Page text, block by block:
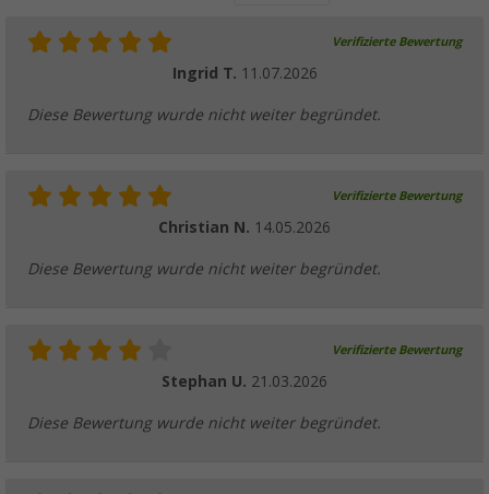
Verifizierte Bewertung
Ingrid T. 11.07.2026
Diese Bewertung wurde nicht weiter begründet.
Verifizierte Bewertung
Christian N. 14.05.2026
Diese Bewertung wurde nicht weiter begründet.
Verifizierte Bewertung
Stephan U. 21.03.2026
Diese Bewertung wurde nicht weiter begründet.